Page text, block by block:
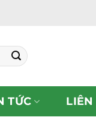
TỨC LIÊN